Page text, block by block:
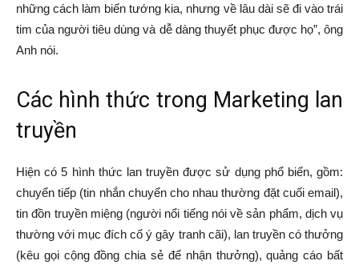
những cách làm biến tướng kia, nhưng về lâu dài sẽ đi vào trái
tim của người tiêu dùng và dễ dàng thuyết phục được họ”, ông
Anh nói.
Các hình thức trong Marketing lan
truyền
Hiện có 5 hình thức lan truyền được sử dụng phổ biến, gồm:
chuyển tiếp (tin nhắn chuyển cho nhau thường đặt cuối email),
tin đồn truyền miệng (người nổi tiếng nói về sản phẩm, dịch vụ
thường với mục đích cố ý gây tranh cãi), lan truyền có thưởng
(kêu gọi cộng đồng chia sẻ để nhận thưởng), quảng cáo bất